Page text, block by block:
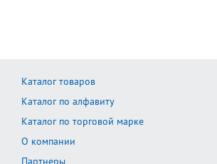
Каталог товаров
Каталог по алфавиту
Каталог по торговой марке
О компании
Партнеры